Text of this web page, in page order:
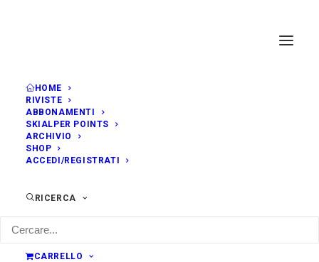
HOME
RIVISTE
ABBONAMENTI
SKIALPER POINTS
ARCHIVIO
SHOP
ACCEDI/REGISTRATI
RICERCA
CARRELLO